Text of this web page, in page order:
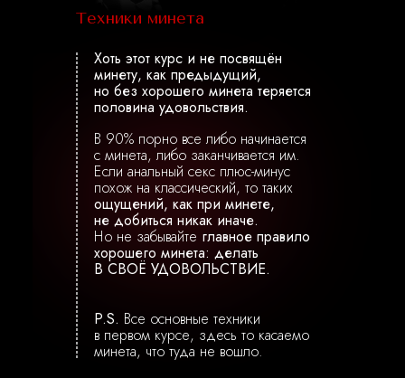
Техники минетa
Хоть этот курс и не посвящён
минету, как предыдущий,
но без хорошего минета теряется
половина удовольствия.
В 90% порно все либо начинается
с минета, либо заканчивается им.
Если анальный секс плюс-минус
похож на классический, то таких
ощущений, как при минете,
не добиться никак иначе.
Но не забывайте главное правило
хорошего минета: делать
В СВОЁ УДОВОЛЬСТВИЕ.
P.S. Все основные техники
в первом курсе, здесь то касаемо
минета, что туда не вошло.